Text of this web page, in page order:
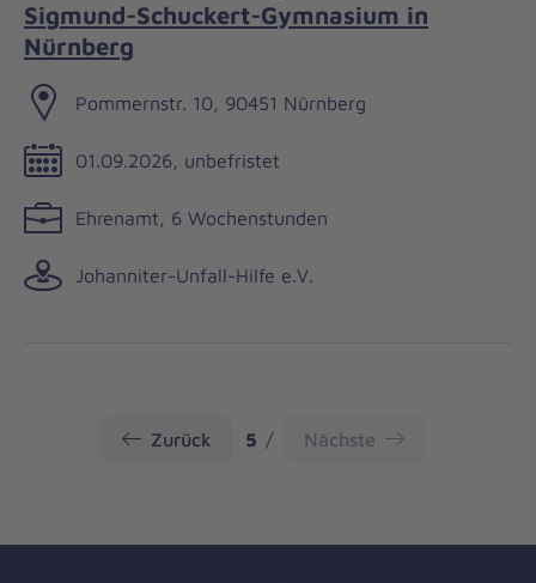
Sigmund-Schuckert-Gymnasium in
Nürnberg
Pommernstr. 10, 90451 Nürnberg
01.09.2026, unbefristet
Ehrenamt, 6 Wochenstunden
Johanniter-Unfall-Hilfe e.V.
Zurück Seite
5 Nächste